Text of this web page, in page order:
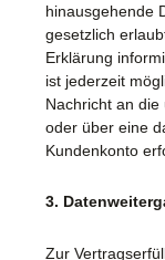
hinausgehende
gesetzlich
Erklärung
ist jederzeit
Nachricht an
oder über eine
Kundenkonto
3.
Zur